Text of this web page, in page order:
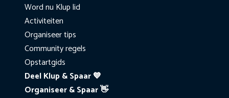
Word nu Klup lid
Activiteiten
Organiseer tips
Community regels
Opstartgids
Deel Klup & Spaar 💙
Organiseer & Spaar 👋